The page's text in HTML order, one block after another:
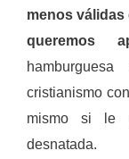
menos
queremos
cristianismo
mismo si le
desnatada.